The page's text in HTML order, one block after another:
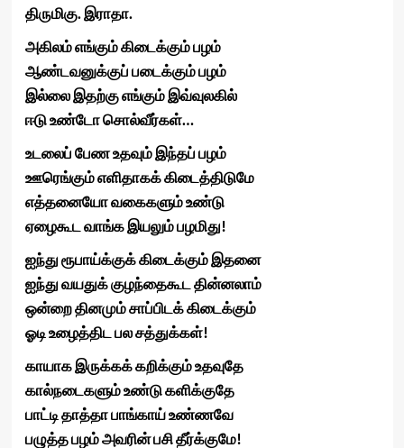
திருமிகு. இராதா.
அகிலம் எங்கும் கிடைக்கும் பழம்
ஆண்டவனுக்குப் படைக்கும் பழம்
இல்லை இதற்கு எங்கும் இவ்வுலகில்
ஈடு உண்டோ சொல்வீர்கள்…
உடலைப் பேண உதவும் இந்தப் பழம்
ஊரெங்கும் எளிதாகக் கிடைத்திடுமே
எத்தனையோ வகைகளும் உண்டு
ஏழைகூட வாங்க இயலும் பழமிது!
ஐந்து ரூபாய்க்குக் கிடைக்கும் இதனை
ஐந்து வயதுக் குழந்தைகூட தின்னலாம்
ஒன்றை தினமும் சாப்பிடக் கிடைக்கும்
ஓடி உழைத்திட பல சத்துக்கள்!
காயாக இருக்கக் கறிக்கும் உதவுதே
கால்நடைகளும் உண்டு களிக்குதே
பாட்டி தாத்தா பாங்காய் உண்ணவே
பழுத்த பழம் அவரின் பசி தீர்க்குமே!